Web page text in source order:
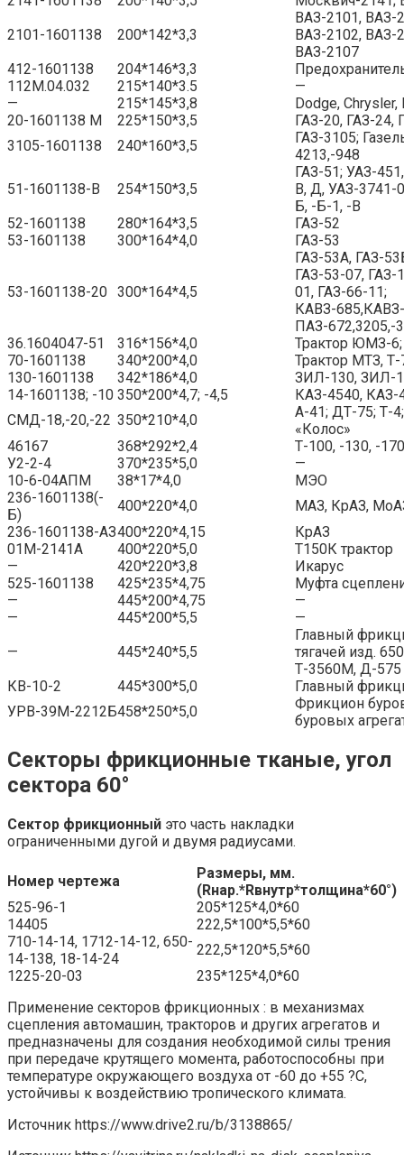
2101-1601138
200*142*3,3
ВАЗ-2101, ВАЗ-
ВАЗ-2102, ВАЗ-
ВАЗ-2107
412-1601138
204*146*3,3
112М.04.032
215*140*3.5
—
—
215*145*3,8
Dodge, Chrysler,
20-1601138 М
225*150*3,5
ГАЗ-20, ГАЗ-24,
3105-1601138
240*160*3,5
ГАЗ-3105;
4213,-948
51-1601138-В
254*150*3,5
ГАЗ-51; УАЗ-
В, Д, УАЗ-3741-
Б, -Б-1, -В
52-1601138
280*164*3,5
ГАЗ-52
53-1601138
300*164*4,0 ГАЗ-53
53-1601138-20 300*164*4,5
ГАЗ-53А, ГАЗ-
ГАЗ-53-07, ГАЗ-
01, ГАЗ-66-11;
КАВЗ-
ПАЗ-672,3205,-
36.1604047-51
316*156*4,0
Трактор ЮМЗ-
70-1601138
340*200*4,0
Трактор МТЗ, Т-
130-1601138
342*186*4,0
ЗИЛ-130, ЗИЛ-
14-1601138; -10 350*200*4,7; -4,5
КАЗ-4540,
СМД-18,-20,-22 350*210*4,0
А-41; ДТ-75; Т-
«Колос»
46167
368*292*2,4
Т-100, -130, -170
У2-2-4
370*235*5,0
—
10-6-04АПМ
38*17*4,0
МЭО
236-1601138(-
Б)
400*220*4,0
МАЗ, КрАЗ,
236-1601138-АЗ400*220*4,15
КрАЗ
01М-2141А
400*220*5,0
Т150К трактор
—
420*220*3,8
Икарус
525-1601138
425*235*4,75
Муфта
—
445*200*4,75
—
—
445*200*5,5
—
—
445*240*5,5
Главный
тягачей изд.
Т-3560М, Д-575
КВ-10-2
445*300*5,0
Главный
УРВ-39М-2212Б458*250*5,0
Фрикцион
буровых
Секторы фрикционные тканые, угол
сектора 60°
Сектор фрикционный это часть накладки
ограниченными дугой и двумя радиусами.
Номер чертежа
Размеры, мм.
(Rнар.*Rвнутр*толщина*60°)
525-96-1
205*125*4,0*60
14405
222,5*100*5,5*60
710-14-14, 1712-14-12, 650-
14-138, 18-14-24
222,5*120*5,5*60
1225-20-03
235*125*4,0*60
Применение секторов фрикционных : в механизмах
сцепления автомашин, тракторов и других агрегатов и
предназначены для создания необходимой силы трения
при передаче крутящего момента, работоспособны при
температуре окружающего воздуха от -60 до +55 ?С,
устойчивы к воздействию тропического климата.
Источник https://www.drive2.ru/b/3138865/